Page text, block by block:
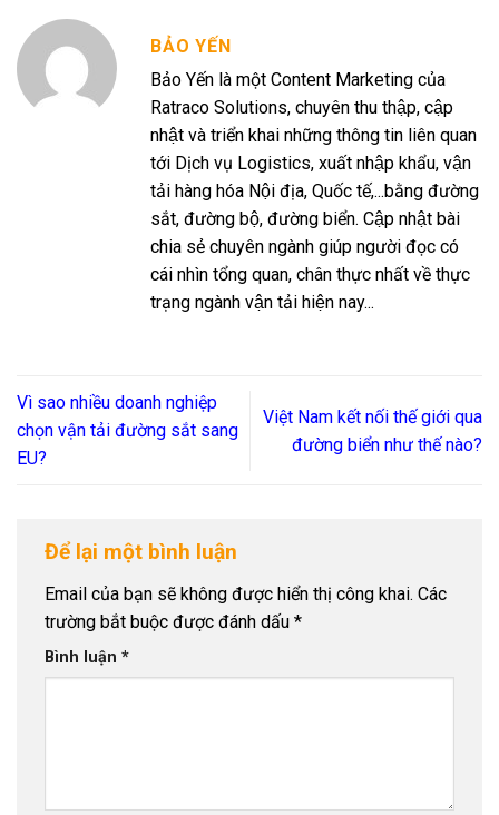
BẢO YẾN
Bảo Yến là một Content Marketing của
Ratraco Solutions, chuyên thu thập, cập
nhật và triển khai những thông tin liên quan
tới Dịch vụ Logistics, xuất nhập khẩu, vận
tải hàng hóa Nội địa, Quốc tế,...bằng đường
sắt, đường bộ, đường biển. Cập nhật bài
chia sẻ chuyên ngành giúp người đọc có
cái nhìn tổng quan, chân thực nhất về thực
trạng ngành vận tải hiện nay...
Vì sao nhiều doanh nghiệp
chọn vận tải đường sắt sang
EU?
Việt Nam kết nối thế giới qua
đường biển như thế nào?
Để lại một bình luận
Email của bạn sẽ không được hiển thị công khai. Các
trường bắt buộc được đánh dấu *
Bình luận *